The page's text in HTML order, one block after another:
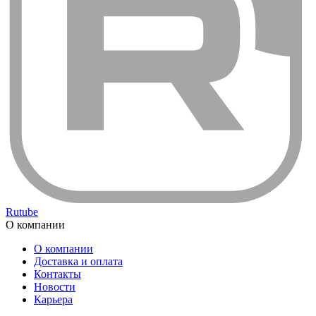
Rutube
О компании
О компании
Доставка и оплата
Контакты
Новости
Карьера